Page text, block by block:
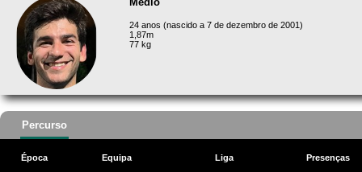
24 anos (nascido a 7 de dezembro de 2001)
1,87m
77 kg
Percurso
Época Equipa Liga Presenças